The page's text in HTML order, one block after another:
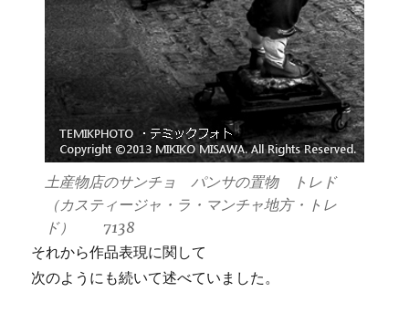
土産物店のサンチョ パンサの置物 トレド
（カスティージャ・ラ・マンチャ地方・トレ
ド） 7138
それから作品表現に関して
次のようにも続いて述べていました。